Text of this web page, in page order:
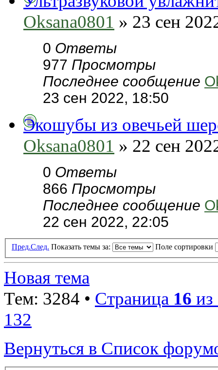
Oksana0801 » 23 сен
0 Ответы
977 Просмотры
Последнее сообщение
23 сен 2022, 18:50
Экошубы из овечьей
Oksana0801 » 22 сен
0 Ответы
866 Просмотры
Последнее сообщение
22 сен 2022, 22:05
Пред.След. Показать темы за: Поле сортировки
Новая тема
Тем: 3284 • Страница 16 из
132
Вернуться в Список